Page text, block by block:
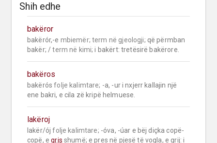
Shih edhe
bakëror
bakërór,-e mbiemër; term në gjeologji; që përmban
bakër; / term në kimi; i bakërt: tretësirë bakërore.
bakëros
bakërós folje kalimtare; -a, -ur i nxjerr kallajin një
ene bakri, e cila zë kripë helmuese.
lakëroj
lakër/ój folje kalimtare; -óva, -úar e bëj diçka copë-
copë, e gris shumë; e pres në pjesë të vogla, e grij: i